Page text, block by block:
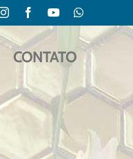
InstagramFacebookYouTubeWhatsApp
CONTATO